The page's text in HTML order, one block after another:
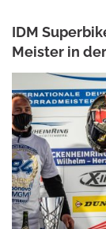
IDM
Meister in
ANKE